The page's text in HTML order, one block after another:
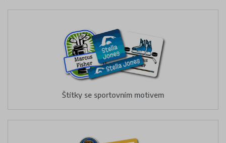
Štítky se sportovním motivem